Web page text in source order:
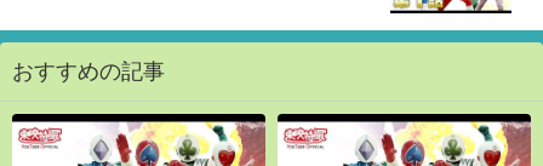
おすすめの記事